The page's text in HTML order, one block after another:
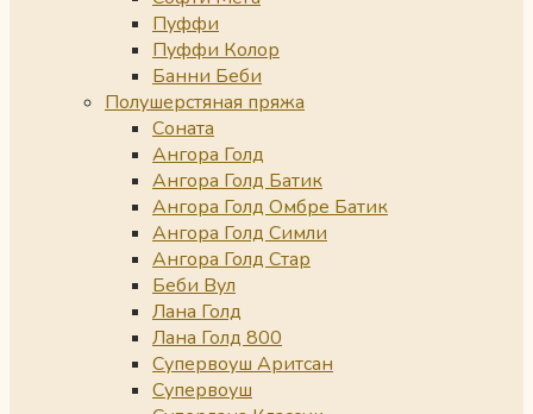
Пуффи
Пуффи Колор
Банни Беби
Полушерстяная пряжа
Соната
Ангора Голд
Ангора Голд Батик
Ангора Голд Омбре Батик
Ангора Голд Симли
Ангора Голд Стар
Беби Вул
Лана Голд
Лана Голд 800
Супервоуш Аритсан
Супервоуш